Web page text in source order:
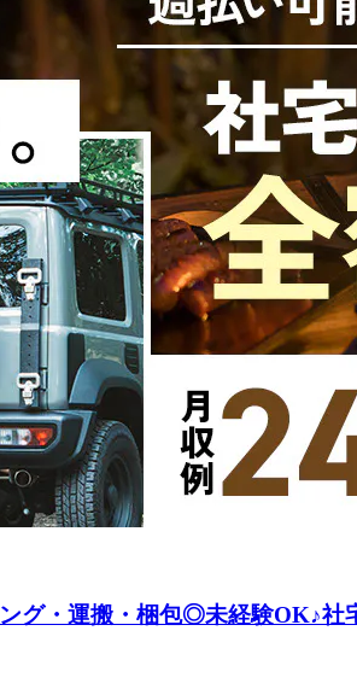
グ・運搬・梱包◎未経験OK♪社